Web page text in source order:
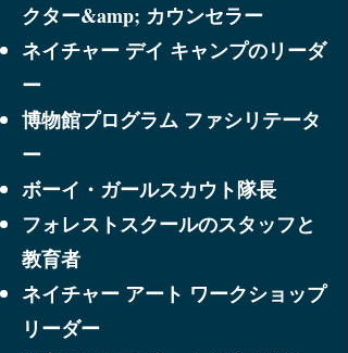
クター&amp; カウンセラー
ネイチャー デイ キャンプのリーダ
ー
博物館プログラム ファシリテータ
ー
ボーイ・ガールスカウト隊長
フォレストスクールのスタッフと
教育者
ネイチャー アート ワークショップ
リーダー